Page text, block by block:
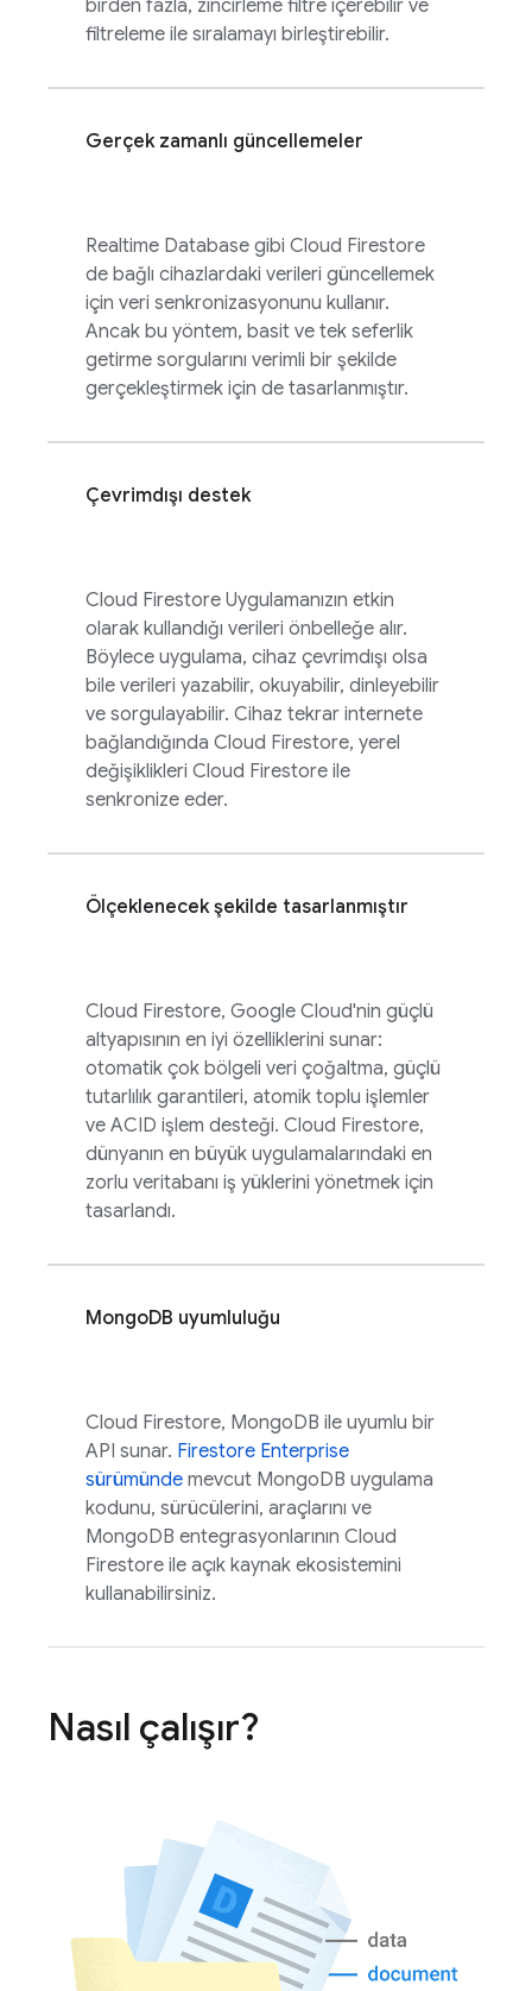
birden fazla, zincirleme filtre içerebilir ve
filtreleme ile sıralamayı birleştirebilir.
Gerçek zamanlı güncellemeler
Realtime Database gibi Cloud Firestore
de bağlı cihazlardaki verileri güncellemek
için veri senkronizasyonunu kullanır.
Ancak bu yöntem, basit ve tek seferlik
getirme sorgularını verimli bir şekilde
gerçekleştirmek için de tasarlanmıştır.
Çevrimdışı destek
Cloud Firestore Uygulamanızın etkin
olarak kullandığı verileri önbelleğe alır.
Böylece uygulama, cihaz çevrimdışı olsa
bile verileri yazabilir, okuyabilir, dinleyebilir
ve sorgulayabilir. Cihaz tekrar internete
bağlandığında Cloud Firestore, yerel
değişiklikleri Cloud Firestore ile
senkronize eder.
Ölçeklenecek şekilde tasarlanmıştır
Cloud Firestore, Google Cloud'nin güçlü
altyapısının en iyi özelliklerini sunar:
otomatik çok bölgeli veri çoğaltma, güçlü
tutarlılık garantileri, atomik toplu işlemler
ve ACID işlem desteği. Cloud Firestore,
dünyanın en büyük uygulamalarındaki en
zorlu veritabanı iş yüklerini yönetmek için
tasarlandı.
MongoDB uyumluluğu
Cloud Firestore, MongoDB ile uyumlu bir
API sunar. Firestore Enterprise
sürümünde mevcut MongoDB uygulama
kodunu, sürücülerini, araçlarını ve
MongoDB entegrasyonlarının Cloud
Firestore ile açık kaynak ekosistemini
kullanabilirsiniz.
Nasıl çalışır?